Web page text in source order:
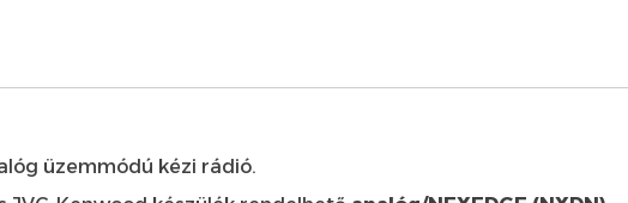
üzemmódú kézi rádió.